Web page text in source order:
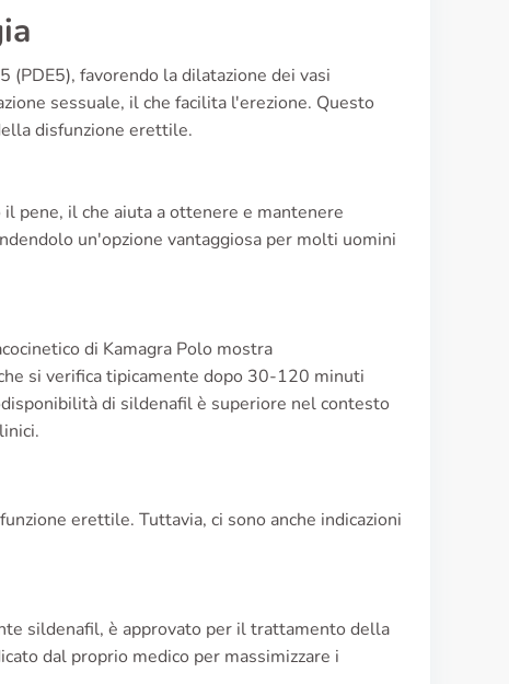
favorendo la dilatazione dei vasi
sessuale, il che facilita l'erezione. Questo
disfunzione erettile.
pene, il che aiuta a ottenere e mantenere
un'opzione vantaggiosa per molti uomini
di Kamagra Polo mostra
si verifica tipicamente dopo 30-120 minuti
di sildenafil è superiore nel contesto
erettile. Tuttavia, ci sono anche indicazioni
sildenafil, è approvato per il trattamento della
dal proprio medico per massimizzare i